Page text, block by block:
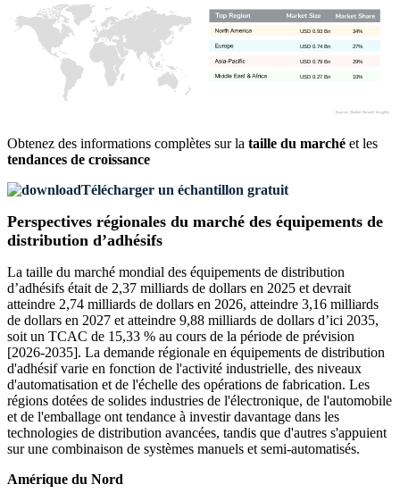
10%
USD 0.27 Bn
29%
USD 0.79 Bn
27%
USD 0.74 Bn
34%
USD 0.93 Bn
Obtenez des informations complètes sur la taille du marché et les
tendances de croissance
Télécharger un échantillon gratuit
Perspectives régionales du marché des équipements de
distribution d’adhésifs
La taille du marché mondial des équipements de distribution
d’adhésifs était de 2,37 milliards de dollars en 2025 et devrait
atteindre 2,74 milliards de dollars en 2026, atteindre 3,16 milliards
de dollars en 2027 et atteindre 9,88 milliards de dollars d’ici 2035,
soit un TCAC de 15,33 % au cours de la période de prévision
[2026-2035]. La demande régionale en équipements de distribution
d'adhésif varie en fonction de l'activité industrielle, des niveaux
d'automatisation et de l'échelle des opérations de fabrication. Les
régions dotées de solides industries de l'électronique, de l'automobile
et de l'emballage ont tendance à investir davantage dans les
technologies de distribution avancées, tandis que d'autres s'appuient
sur une combinaison de systèmes manuels et semi-automatisés.
Amérique du Nord